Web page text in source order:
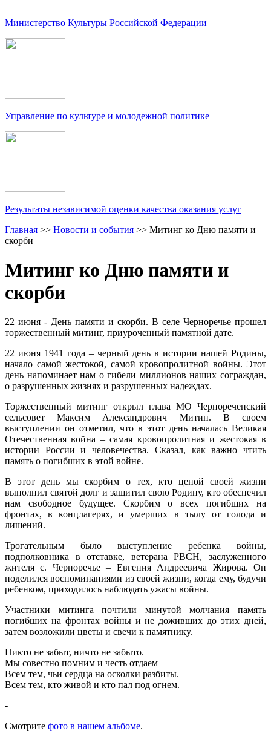
Министерство Культуры Российской Федерации
Управление по культуре и молодежной политике
Результаты независимой оценки качества оказания услуг
Главная >> Новости и события >> Митинг ко Дню памяти и
скорби
Митинг ко Дню памяти и
скорби
22 июня - День памяти и скорби. В селе Черноречье прошел
торжественный митинг, приуроченный памятной дате.
22 июня 1941 года – черный день в истории нашей Родины,
начало самой жестокой, самой кровопролитной войны. Этот
день напоминает нам о гибели миллионов наших сограждан,
о разрушенных жизнях и разрушенных надеждах.
Торжественный митинг открыл глава МО Чернореченский
сельсовет Максим Александрович Митин. В своем
выступлении он отметил, что в этот день началась Великая
Отечественная война – самая кровопролитная и жестокая в
истории России и человечества. Сказал, как важно чтить
память о погибших в этой войне.
В этот день мы скорбим о тех, кто ценой своей жизни
выполнил святой долг и защитил свою Родину, кто обеспечил
нам свободное будущее. Скорбим о всех погибших на
фронтах, в концлагерях, и умерших в тылу от голода и
лишений.
Трогательным было выступление ребенка войны,
подполковника в отставке, ветерана РВСН, заслуженного
жителя с. Черноречье – Евгения Андреевича Жирова. Он
поделился воспоминаниями из своей жизни, когда ему, будучи
ребенком, приходилось наблюдать ужасы войны.
Участники митинга почтили минутой молчания память
погибших на фронтах войны и не доживших до этих дней,
затем возложили цветы и свечи к памятнику.
Никто не забыт, ничто не забыто.
Мы совестно помним и честь отдаем
Всем тем, чьи сердца на осколки разбиты.
Всем тем, кто живой и кто пал под огнем.
-
Смотрите фото в нашем альбоме.